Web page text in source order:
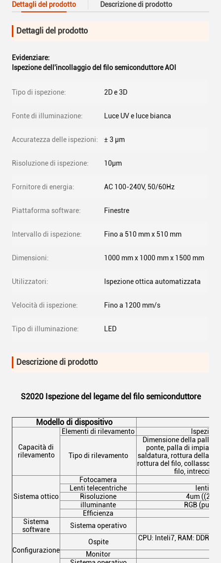
Dettagli del prodotto Descrizione di prodotto
Dettagli del prodotto
Evidenziare:
Ispezione dell'incollaggio del filo semiconduttore AOI
Tipo di ispezione: 2D e 3D
Fonte di illuminazione: Luce UV e luce bianca
Accuratezza delle ispezioni: ± 3 μm
Risoluzione di ispezione: 10μm
Fornitore di energia: AC 100-240V, 50/60Hz
Piattaforma software: Finestre
Intervallo di ispezione: Fino a 510 mm x 510 mm
Dimensioni: 1000 mm x 1000 mm x 1500 mm
Utilizzatori: Ispezione ottica automatizzata
Velocità di ispezione: Fino a 1200 mm/s
Tipo di illuminazione: LED
Descrizione di prodotto
S2020 Ispezione del legame del filo semiconduttore
Modello di dispositivo
Capacità di
rilevamento
Elementi di rilevamento
Tipo di rilevamento
Dimensione della palla,
ponte, palla di
saldatura, rottura della
rottura del filo, collasso
filo,
Sistema ottico
Fotocamera
Lenti telecentriche
lenti
Risoluzione
4um
illuminante
RGB (può
Efficienza
Sistema
software
Sistema operativo
Configurazione
Ospite CPU: Inteli7, RAM: DDR4-
Monitor